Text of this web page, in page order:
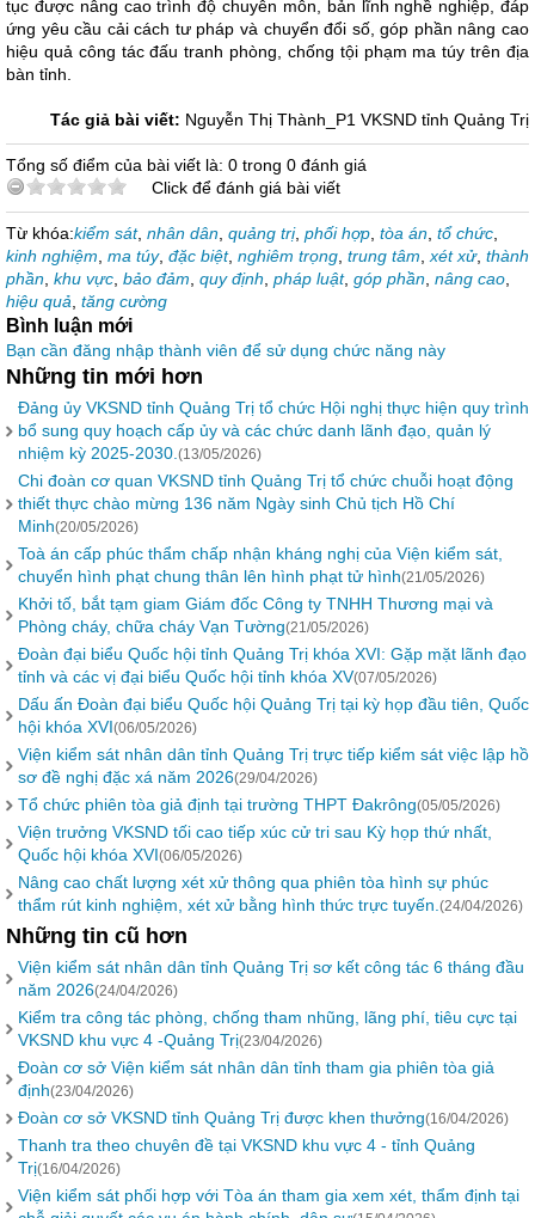
tục được nâng cao trình độ chuyên môn, bản lĩnh nghề nghiệp, đáp
ứng yêu cầu cải cách tư pháp và chuyển đổi số, góp phần nâng cao
hiệu quả công tác đấu tranh phòng, chống tội phạm ma túy trên địa
bàn tỉnh.
Tác giả bài viết: Nguyễn Thị Thành_P1 VKSND tỉnh Quảng Trị
Tổng số điểm của bài viết là: 0 trong 0 đánh giá
Click để đánh giá bài viết
Từ khóa:kiểm sát, nhân dân quảng trị, phối hợp tòa án tổ chức
kinh nghiệm ma túy, đặc biệt, nghiêm trọng trung tâm xét xử, thành
phần khu vực bảo đảm quy định pháp luật, góp phần nâng cao
hiệu quả tăng cường
Bình luận mới
Bạn cần đăng nhập thành viên để sử dụng chức năng này
Những tin mới hơn
Đảng ủy VKSND tỉnh Quảng Trị tổ chức Hội nghị thực hiện quy trình
bổ sung quy hoạch cấp ủy và các chức danh lãnh đạo, quản lý
nhiệm kỳ 2025-2030. (13/05/2026)
Chi đoàn cơ quan VKSND tỉnh Quảng Trị tổ chức chuỗi hoạt động
thiết thực chào mừng 136 năm Ngày sinh Chủ tịch Hồ Chí
Minh(20/05/2026)
Toà án cấp phúc thẩm chấp nhận kháng nghị của Viện kiểm sát,
chuyển hình phạt chung thân lên hình phạt tử hình(21/05/2026)
Khởi tố, bắt tạm giam Giám đốc Công ty TNHH Thương mại và
Phòng cháy, chữa cháy Vạn Tường(21/05/2026)
Đoàn đại biểu Quốc hội tỉnh Quảng Trị khóa XVI: Gặp mặt lãnh đạo
tỉnh và các vị đại biểu Quốc hội tỉnh khóa XV(07/05/2026)
Dấu ấn Đoàn đại biểu Quốc hội Quảng Trị tại kỳ họp đầu tiên, Quốc
hội khóa XVI(06/05/2026)
Viện kiểm sát nhân dân tỉnh Quảng Trị trực tiếp kiểm sát việc lập hồ
sơ đề nghị đặc xá năm 2026(29/04/2026)
Tổ chức phiên tòa giả định tại trường THPT Đakrông(05/05/2026)
Viện trưởng VKSND tối cao tiếp xúc cử tri sau Kỳ họp thứ nhất,
Quốc hội khóa XVI(06/05/2026)
Nâng cao chất lượng xét xử thông qua phiên tòa hình sự phúc
thẩm rút kinh nghiệm, xét xử bằng hình thức trực tuyến. (24/04/2026)
Những tin cũ hơn
Viện kiểm sát nhân dân tỉnh Quảng Trị sơ kết công tác 6 tháng đầu
năm 2026(24/04/2026)
Kiểm tra công tác phòng, chống tham nhũng, lãng phí, tiêu cực tại
VKSND khu vực 4 -Quảng Trị(23/04/2026)
Đoàn cơ sở Viện kiểm sát nhân dân tỉnh tham gia phiên tòa giả
định(23/04/2026)
Đoàn cơ sở VKSND tỉnh Quảng Trị được khen thưởng(16/04/2026)
Thanh tra theo chuyên đề tại VKSND khu vực 4 - tỉnh Quảng
Trị(16/04/2026)
Viện kiểm sát phối hợp với Tòa án tham gia xem xét, thẩm định tại